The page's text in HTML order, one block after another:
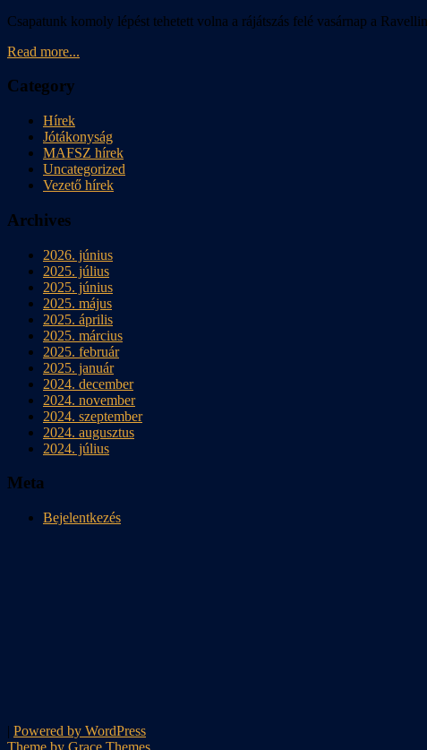
Csapatunk komoly lépést tehetett volna a rájátszás felé vasárnap a
Read more...
Category
Hírek
Jótákonyság
MAFSZ hírek
Uncategorized
Vezető hírek
Archives
2026. június
2025. július
2025. június
2025. május
2025. április
2025. március
2025. február
2025. január
2024. december
2024. november
2024. szeptember
2024. augusztus
2024. július
Meta
Bejelentkezés
| Powered by WordPress
Theme by Grace Themes